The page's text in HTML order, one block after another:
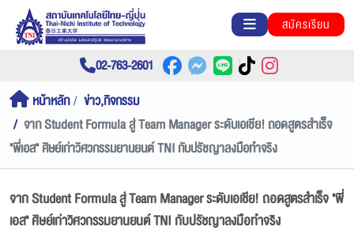
สมัครเรียน
02-763-2601
หน้าหลัก
ข่าว,กิจกรรม
จาก Student Formula สู่ Team Manager ระดับเอเชีย! ถอดสูตรสำเร็จ
"พี่เอส" ศิษย์เก่าวิศวกรรมยานยนต์ TNI กับปรัชญาลงมือทำจริง
จาก Student Formula สู่ Team Manager ระดับเอเชีย! ถอดสูตรสำเร็จ "พี่
เอส" ศิษย์เก่าวิศวกรรมยานยนต์ TNI กับปรัชญาลงมือทำจริง